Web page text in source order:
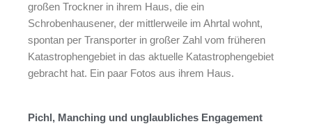
großen Trockner in ihrem Haus, die ein
Schrobenhausener, der mittlerweile im Ahrtal wohnt,
spontan per Transporter in großer Zahl vom früheren
Katastrophengebiet in das aktuelle Katastrophengebiet
gebracht hat. Ein paar Fotos aus ihrem Haus.
Pichl, Manching und unglaubliches Engagement